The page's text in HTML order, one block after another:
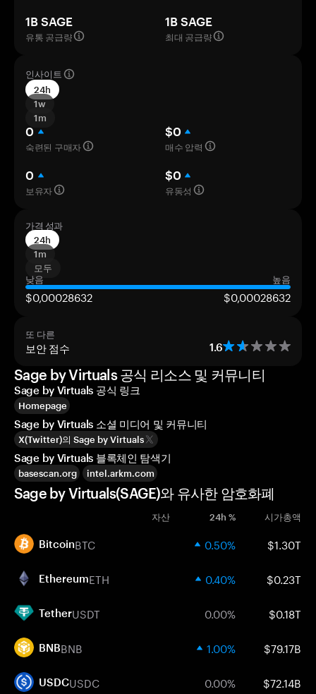
1B SAGE
유통 공급량
1B SAGE
최대 공급량
인사이트
24h
1w
1m
0
숙련된 구매자
$0
매수 압력
0
보유자
$0
유동성
가격 성과
24h
1m
모두
낮음
높음
$0,00028632 $0,00028632
또 다른
보안 점수 1.6
Sage by Virtuals 공식 리소스 및 커뮤니티
Sage by Virtuals 공식 링크
Homepage
Sage by Virtuals 소셜 미디어 및 커뮤니티
X(Twitter)의 Sage by Virtuals
Sage by Virtuals 블록체인 탐색기
basescan.org intel.arkm.com
Sage by Virtuals(SAGE)와 유사한 암호화폐
자산 24h % 시가총액
BitcoinBTC 0.50% $1.30T
EthereumETH 0.40% $0.23T
TetherUSDT 0.00% $0.18T
BNBBNB 1.00% $79.17B
USDCUSDC 0.00% $72.14B